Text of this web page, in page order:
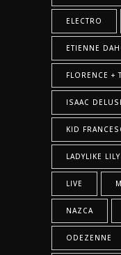
ELECTRO
ETIENNE
FLORENCE +
ISAAC
KID
LADYLIKE LILY
LIVE
NAZCA
ODEZENNE